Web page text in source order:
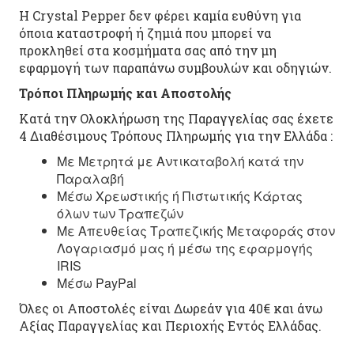
Η Crystal Pepper δεν φέρει καμία ευθύνη για
όποια καταστροφή ή ζημιά που μπορεί να
προκληθεί στα κοσμήματα σας από την μη
εφαρμογή των παραπάνω συμβουλών και οδηγιών.
Τρόποι Πληρωμής και Αποστολής
Κατά την Ολοκλήρωση της Παραγγελίας σας έχετε
4 Διαθέσιμους Τρόπους Πληρωμής για την Ελλάδα :
Με Μετρητά με Αντικαταβολή κατά την
Παραλαβή
Μέσω Χρεωστικής ή Πιστωτικής Κάρτας
όλων των Τραπεζών
Με Απευθείας Τραπεζικής Μεταφοράς στον
Λογαριασμό μας ή μέσω της εφαρμογής
IRIS
Μέσω PayPal
Όλες οι Αποστολές είναι Δωρεάν για 40€ και άνω
Αξίας Παραγγελίας και Περιοχής Εντός Ελλάδας.